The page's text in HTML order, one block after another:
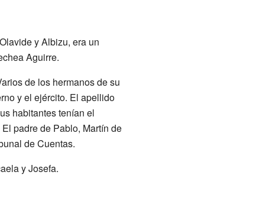
y Albizu, era un
Aguirre.
de los hermanos de su
y el ejército. El apellido
habitantes tenían el
padre de Pablo, Martín de
de Cuentas.
y Josefa.